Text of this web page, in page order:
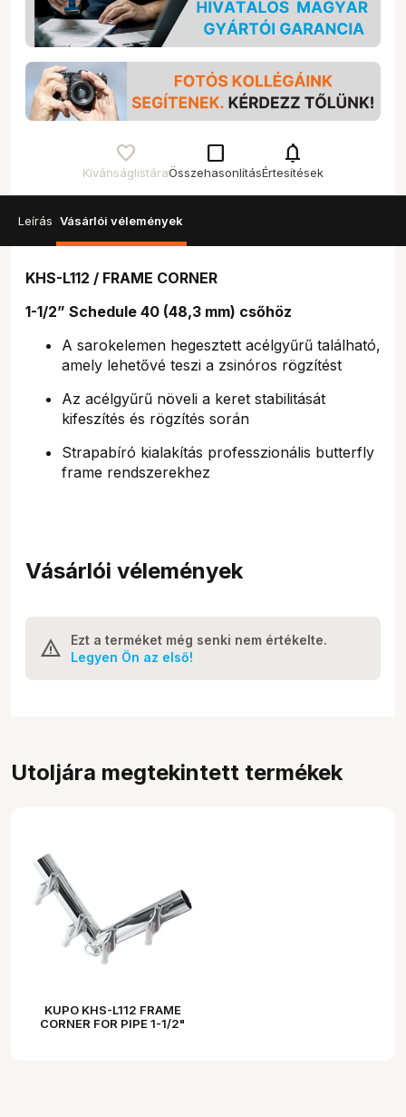
Kívánságlistára
check_box_outline_blank
Összehasonlítás
notifications
Értesítések
Leírás Vásárlói vélemények
KHS-L112 / FRAME CORNER
1-1/2” Schedule 40 (48,3 mm) csőhöz
A sarokelemen hegesztett acélgyűrű található,
amely lehetővé teszi a zsinóros rögzítést
Az acélgyűrű növeli a keret stabilitását
kifeszítés és rögzítés során
Strapabíró kialakítás professzionális butterfly
frame rendszerekhez
Vásárlói vélemények
Ezt a terméket még senki nem értékelte.
Legyen Ön az első!
Utoljára megtekintett termékek
KUPO KHS-L112 FRAME
CORNER FOR PIPE 1-1/2"